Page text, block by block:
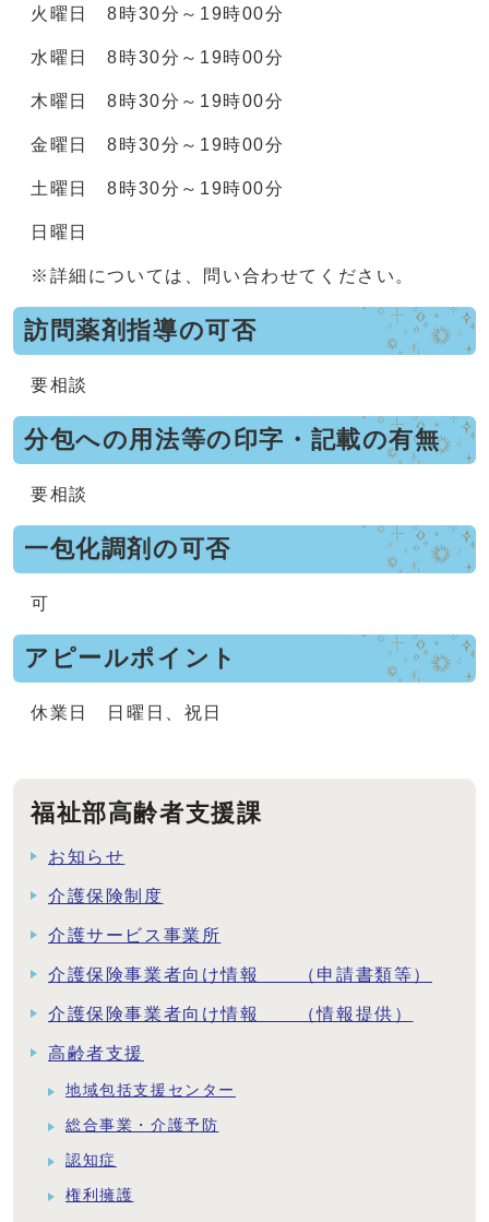
火曜日 8時30分～19時00分
水曜日 8時30分～19時00分
木曜日 8時30分～19時00分
金曜日 8時30分～19時00分
土曜日 8時30分～19時00分
日曜日
※詳細については、問い合わせてください。
訪問薬剤指導の可否
要相談
分包への用法等の印字・記載の有無
要相談
一包化調剤の可否
可
アピールポイント
休業日 日曜日、祝日
福祉部高齢者支援課
お知らせ
介護保険制度
介護サービス事業所
介護保険事業者向け情報 （申請書類等）
介護保険事業者向け情報 （情報提供）
高齢者支援
地域包括支援センター
総合事業・介護予防
認知症
権利擁護